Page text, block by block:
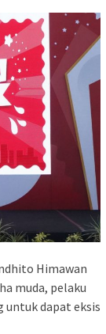
Himawan
muda, pelaku
untuk dapat eksis